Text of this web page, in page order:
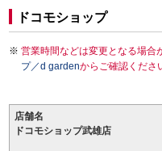
ドコモショップ
営業時間などは変更となる場合
プ／d gardenからご確認くださ
店舗名
ドコモショップ武雄店